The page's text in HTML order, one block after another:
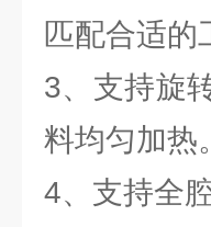
匹配合适的
3、支持旋
料均匀加热。
4、支持全